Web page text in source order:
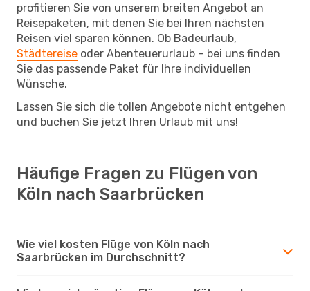
profitieren Sie von unserem breiten Angebot an
Reisepaketen, mit denen Sie bei Ihren nächsten
Reisen viel sparen können. Ob Badeurlaub,
Städtereise oder Abenteuerurlaub – bei uns finden
Sie das passende Paket für Ihre individuellen
Wünsche.
Lassen Sie sich die tollen Angebote nicht entgehen
und buchen Sie jetzt Ihren Urlaub mit uns!
Häufige Fragen zu Flügen von
Köln nach Saarbrücken
Wie viel kosten Flüge von Köln nach
Saarbrücken im Durchschnitt?